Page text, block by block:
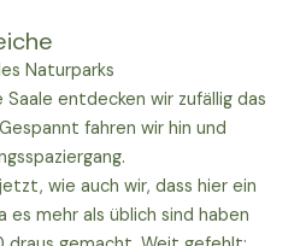
Naturparks
entdecken wir zufällig das
fahren wir hin und
wie auch wir, dass hier ein
es mehr als üblich sind haben